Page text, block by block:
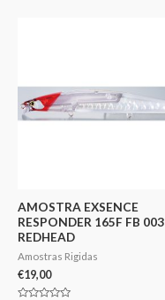
AMOSTRA EXSENCE
RESPONDER 165F FB 003
REDHEAD
Amostras Rigidas
€19,00